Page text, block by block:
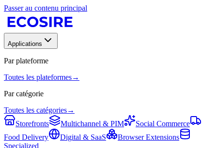
Passer au contenu principal
Applications
Par plateforme
Toutes les plateformes→
Par catégorie
Toutes les catégories→
Storefronts
Multichannel & PIM
Social Commerce
Food Delivery
Digital & SaaS
Browser Extensions
Specialized